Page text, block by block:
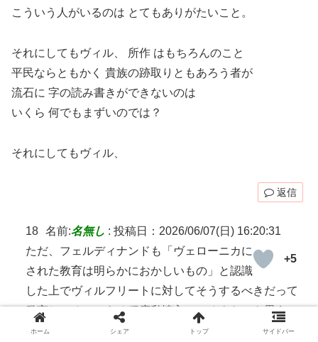
こういう人がいるのは とてもありがたいこと。
それにしてもヴィル、 所作 はもちろんのこと
平民ならともかく 貴族の跡取りともあろう者が
流石に 字の読み書きができないのは
いくら 何でもまずいのでは？
それにしてもヴィル、
返信
18 名前:名無し : 投稿日：2026/06/07(日) 16:20:31
+5
ただ、フェルディナンドも「ヴェローニカに
された教育は明らかにおかしいもの」と認識
した上でヴィルフリートに対してそうするべきだって
発言してるのである程度私情入ってるよなとも思う
ホーム シェア トップ サイドバー